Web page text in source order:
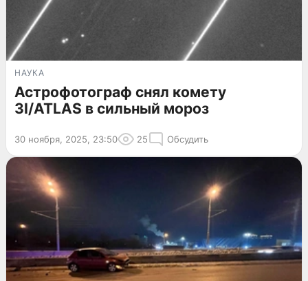
НАУКА
Астрофотограф снял комету
3I/ATLAS в сильный мороз
30 ноября, 2025, 23:50 25 Обсудить